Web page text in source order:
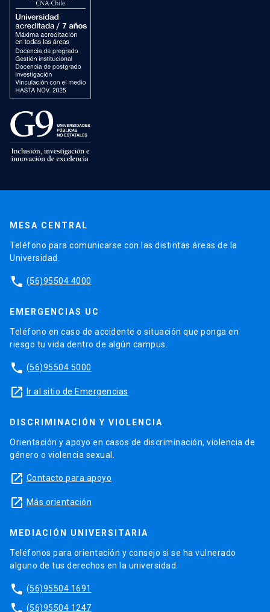
MESA CENTRAL
Teléfono para comunicarse con las distintas áreas de la
Universidad.
phone (56)95504 4000
EMERGENCIAS UC
Teléfono en caso de accidente o situación que ponga en
riesgo tu vida dentro de algún campus.
phone (56)95504 5000
launch Ir al sitio de Emergencias
DISCRIMINACIÓN Y VIOLENCIA
Orientación y apoyo en casos de discriminación, violencia de
género o violencia sexual.
launch Contacto para apoyo
launch Más orientación
MEDIACIÓN UNIVERSITARIA
Teléfonos para orientación y consejo si se ha vulnerado
alguno de tus derechos en la universidad.
phone (56)95504 1691
phone (56)95504 1247